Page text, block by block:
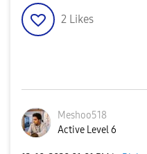
2 Likes
Meshoo518
Active Level 6